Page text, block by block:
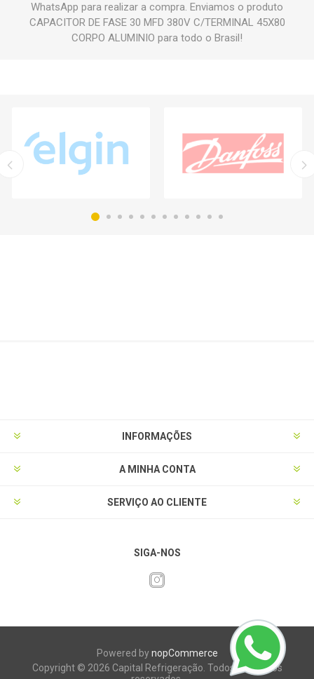
WhatsApp para realizar a compra. Enviamos o produto
CAPACITOR DE FASE 30 MFD 380V C/TERMINAL 45X80
CORPO ALUMINIO para todo o Brasil!
INFORMAÇÕES
A MINHA CONTA
SERVIÇO AO CLIENTE
SIGA-NOS
Powered bynopCommerce
Copyright © 2026 Capital Refrigeração. Todos os direitos